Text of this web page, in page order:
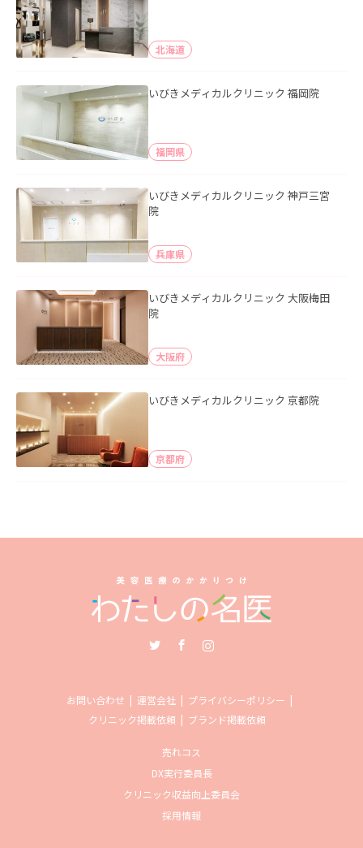
北海道
いびきメディカルクリニック 福岡院
福岡県
いびきメディカルクリニック 神戸三宮
院
兵庫県
いびきメディカルクリニック 大阪梅田
院
大阪府
いびきメディカルクリニック 京都院
京都府
お問い合わせ 運営会社
プライバシーポリシー
クリニック掲載依頼
ブランド掲載依頼
売れコス
DX実行委員長
クリニック収益向上委員会
採用情報